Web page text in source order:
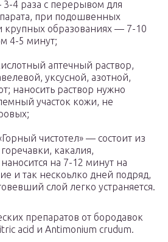
4 раза с перерывом для
при подошвенных
крупных образованиях — 7-10
4-5 минут;
аптечный раствор,
уксусной, азотной,
наносить раствор нужно
участок кожи, не
чистотел» — состоит из
какалия,
на 7-12 минут на
и так нескоьлко дней подряд,
слой легко устраняется.
препаратов от бородавок
acid и Antimonium crudum.